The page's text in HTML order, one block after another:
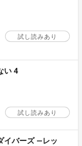
試し読みあり
い 4
試し読みあり
イバーズ ―レッ